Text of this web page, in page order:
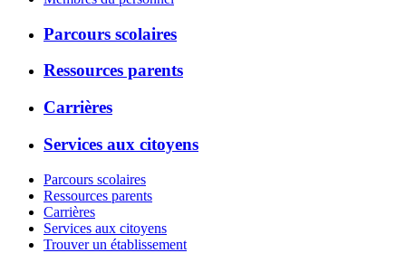
Parcours scolaires
Ressources parents
Carrières
Services aux citoyens
Parcours scolaires
Ressources parents
Carrières
Services aux citoyens
Trouver un établissement